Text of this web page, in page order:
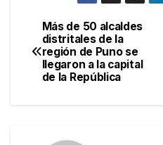
Navegación
de
entradas
Más de 50 alcaldes
distritales de la
región de Puno se
llegaron a la capital
de la República